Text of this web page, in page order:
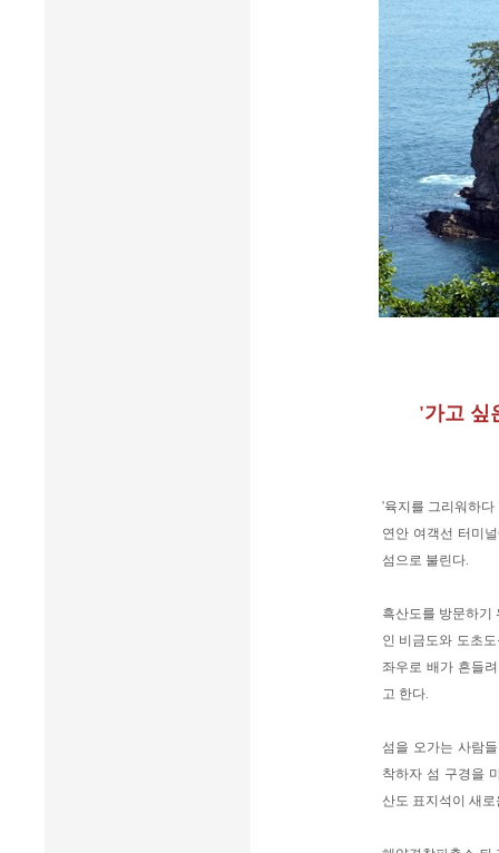
'가고 싶
'육지를 그리워하
연안 여객선 터미
섬으로 불린다.
흑산도를 방문하기
인 비금도와 도초
좌우로 배가 흔들
고 한다.
섬을 오가는 사람
착하자 섬 구경을
산도 표지석이 새